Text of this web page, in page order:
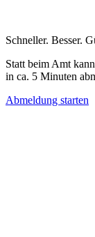
Schneller. Besser.
Statt beim Amt
in ca. 5 Minuten
Abmeldung starten